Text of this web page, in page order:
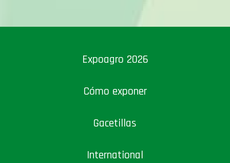
Expoagro 2026
Cómo exponer
Gacetillas
International